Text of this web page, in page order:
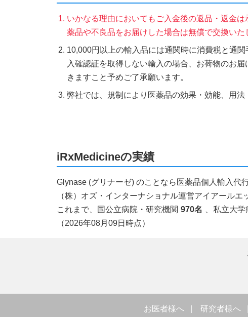
いかなる理由においてもご入金後の返品・返金
薬品や不良品をお届けした場合は無償で交換いた
10,000円以上の輸入品には通関時に消費税と通
入確認証を取得しない輸入の場合、お荷物のお
きますこと予めご了承願います。
弊社では、規制により医薬品の効果・効能、用
iRxMedicineの実績
Glynase (グリナーゼ) のことなら医薬品個人輸入代
（株）オズ・インターナショナル運営アイアール
これまで、国公立病院・研究機関 970名 、私立大
（2026年08月09日時点）
お医者様へ 研究者様へ